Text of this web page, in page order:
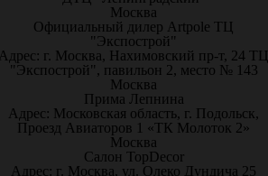
Москва
Официальный дилер Artpole ТЦ
"Экспострой"
г. Москва, Нахимовский пр-т, 24 ТЦ
"Экспострой", павильон 2, место № 143
Москва
Прима Лепнина
Адрес: Московская область, г. Подольск,
Проезд Авиаторов 1 «ТК Молоток 2»
Москва
Салон TopDecor
Адрес: г. Москва, ул. Олеко Дундича 25